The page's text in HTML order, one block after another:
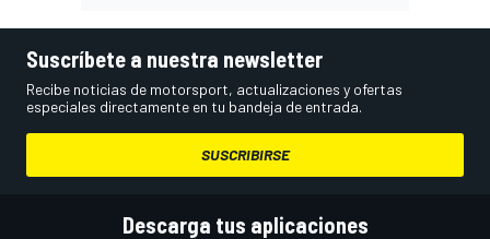
Suscríbete a nuestra newsletter
Recibe noticias de motorsport, actualizaciones y ofertas
especiales directamente en tu bandeja de entrada.
SUSCRIBIRSE
Descarga tus aplicaciones